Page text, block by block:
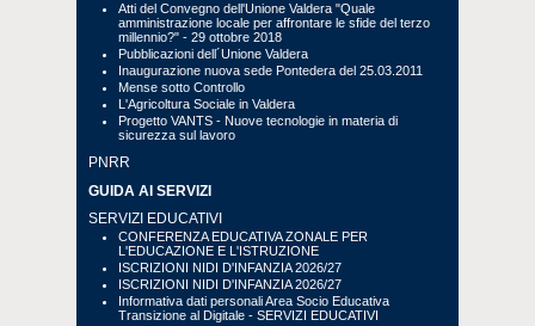
Atti del Convegno dell'Unione Valdera "Quale
amministrazione locale per affrontare le sfide del terzo
millennio?" - 29 ottobre 2018
Pubblicazioni dell´Unione Valdera
Inaugurazione nuova sede Pontedera del 25.03.2011
Mense sotto Controllo
L'Agricoltura Sociale in Valdera
Progetto VANTS - Nuove tecnologie in materia di
sicurezza sul lavoro
PNRR
GUIDA AI SERVIZI
SERVIZI EDUCATIVI
CONFERENZA EDUCATIVA ZONALE PER
L'EDUCAZIONE E L'ISTRUZIONE
ISCRIZIONI NIDI D'INFANZIA 2026/27
ISCRIZIONI NIDI D'INFANZIA 2026/27
Informativa dati personali Area Socio Educativa
Transizione al Digitale - SERVIZI EDUCATIVI